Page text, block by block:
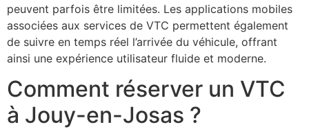
peuvent parfois être limitées. Les applications mobiles
associées aux services de VTC permettent également
de suivre en temps réel l’arrivée du véhicule, offrant
ainsi une expérience utilisateur fluide et moderne.
Comment réserver un VTC
à Jouy-en-Josas ?